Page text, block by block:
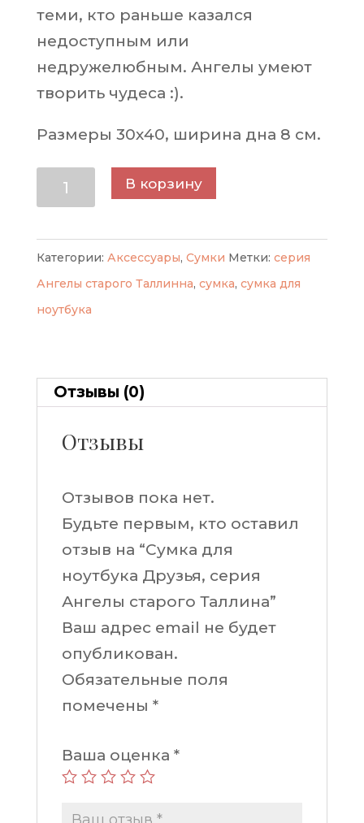
теми, кто раньше казался
недоступным или
недружелюбным. Ангелы умеют
творить чудеса :).
Размеры 30х40, ширина дна 8 см.
Количество
товара
для
ноутбука
Друзья,
старого
Таллина
В корзину
Категории: Аксессуары, Сумки Метки: серия
Ангелы старого Таллинна, сумка, сумка для
ноутбука
Отзывы (0)
Отзывы
Отзывов пока нет.
Будьте первым, кто оставил
отзыв на “Сумка для
ноутбука Друзья, серия
Ангелы старого Таллина”
Ваш адрес email не будет
опубликован.
Обязательные поля
помечены *
Ваша оценка *